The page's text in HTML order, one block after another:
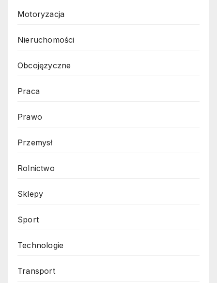
Motoryzacja
Nieruchomości
Obcojęzyczne
Praca
Prawo
Przemysł
Rolnictwo
Sklepy
Sport
Technologie
Transport